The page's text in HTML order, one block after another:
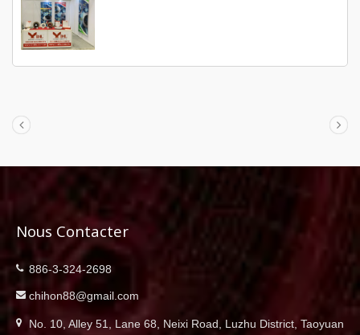
Nous Contacter
886-3-324-2698
chihon88@gmail.com
No. 10, Alley 51, Lane 68, Neixi Road, Luzhu District, Taoyuan